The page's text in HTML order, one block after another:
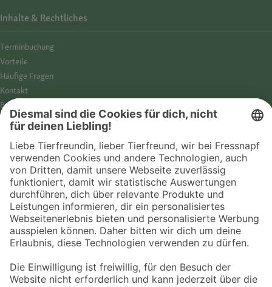
Inhalte & Rechtliches
Termin­buchung
Vorteile
Häufige Fragen
Kontakt
Barrierefreiheit
Impressum
Datenschutz­hinweise
Cookies
AGB
Entdecke Fressnapf
Tierversicherung
GPS-Tracker
Fressnapf Salon
Online-Shop